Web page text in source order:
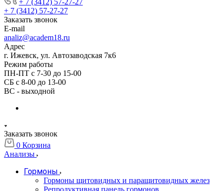
+ 7 (3412) 57-27-27
+ 7 (3412) 57-27-27
Заказать звонок
E-mail
analiz@academ18.ru
Адрес
г. Ижевск, ул. Автозаводская 7к6
Режим работы
ПН-ПТ с 7-30 до 15-00
СБ с 8-00 до 13-00
ВС - выходной
Заказать звонок
0 Корзина
Анализы
Гормоны
Гормоны щитовидных и паращитовидных желез
Репродуктивная панель гормонов